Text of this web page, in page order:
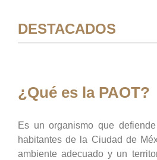
DESTACADOS
¿Qué es la PAOT?
Es un organismo que
habitantes de la Ciudad de
ambiente adecuado y un